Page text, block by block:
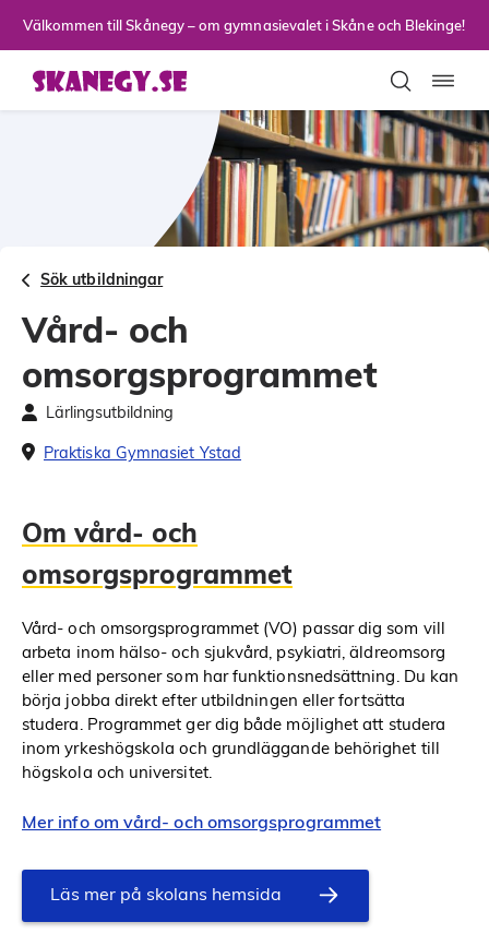
Välkommen till Skånegy – om gymnasievalet i Skåne och Blekinge!
Sök utbildningar
Vård- och
omsorgsprogrammet
Lärlingsutbildning
Praktiska Gymnasiet Ystad
Om vård- och
omsorgsprogrammet
Vård- och omsorgsprogrammet (VO) passar dig som vill
arbeta inom hälso- och sjukvård, psykiatri, äldreomsorg
eller med personer som har funktionsnedsättning. Du kan
börja jobba direkt efter utbildningen eller fortsätta
studera. Programmet ger dig både möjlighet att studera
inom yrkeshögskola och grundläggande behörighet till
högskola och universitet.
Mer info om vård- och omsorgsprogrammet
Läs mer på skolans hemsida